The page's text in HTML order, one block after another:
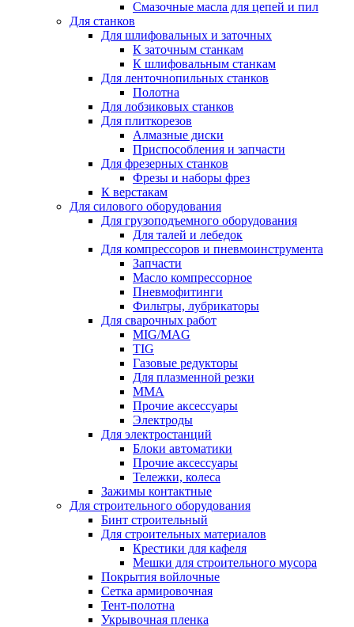
Смазочные масла для цепей и пил
Для станков
Для шлифовальных и заточных
К заточным станкам
К шлифовальным станкам
Для ленточнопильных станков
Полотна
Для лобзиковых станков
Для плиткорезов
Алмазные диски
Приспособления и запчасти
Для фрезерных станков
Фрезы и наборы фрез
К верстакам
Для силового оборудования
Для грузоподъемного оборудования
Для талей и лебедок
Для компрессоров и пневмоинструмента
Запчасти
Масло компрессорное
Пневмофитинги
Фильтры, лубрикаторы
Для сварочных работ
MIG/MAG
TIG
Газовые редукторы
Для плазменной резки
ММА
Прочие аксессуары
Электроды
Для электростанций
Блоки автоматики
Прочие аксессуары
Тележки, колеса
Зажимы контактные
Для строительного оборудования
Бинт строительный
Для строительных материалов
Крестики для кафеля
Мешки для строительного мусора
Покрытия войлочные
Сетка армировочная
Тент-полотна
Укрывочная пленка